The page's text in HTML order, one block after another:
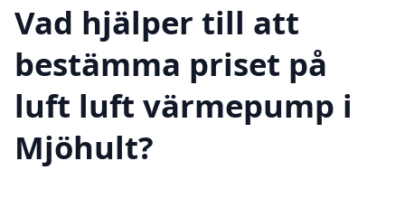
Vad hjälper till att
bestämma priset på
luft luft värmepump i
Mjöhult?